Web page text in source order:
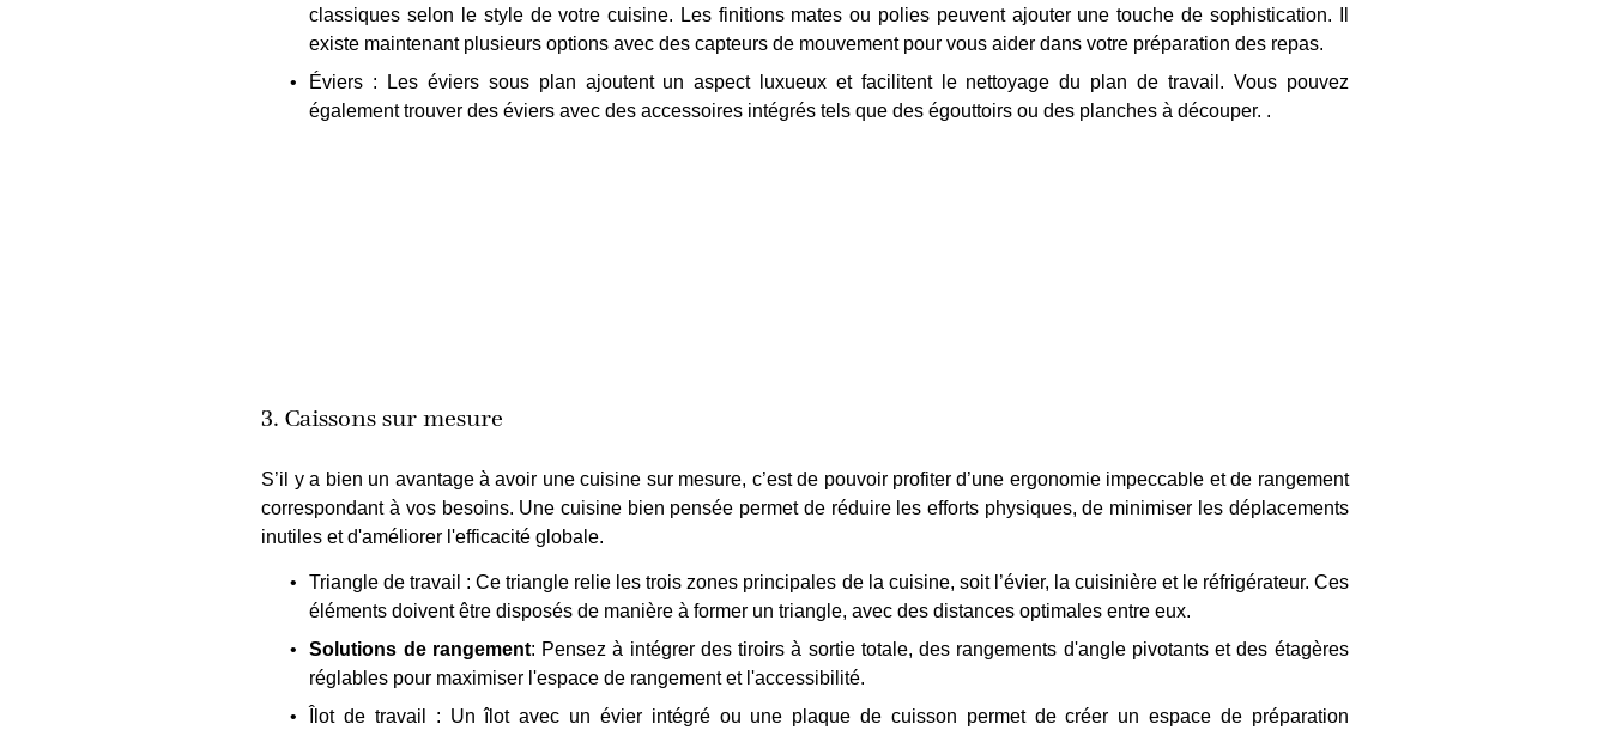
classiques selon le style de votre cuisine. Les finitions mates ou polies peuvent ajouter une touche de sophistication. Il
existe maintenant plusieurs options avec des capteurs de mouvement pour vous aider dans votre préparation des repas.
Éviers : Les éviers sous plan ajoutent un aspect luxueux et facilitent le nettoyage du plan de travail. Vous pouvez
également trouver des éviers avec des accessoires intégrés tels que des égouttoirs ou des planches à découper. .
3. Caissons sur mesure
S’il y a bien un avantage à avoir une cuisine sur mesure, c’est de pouvoir profiter d’une ergonomie impeccable et de rangement
correspondant à vos besoins. Une cuisine bien pensée permet de réduire les efforts physiques, de minimiser les déplacements
inutiles et d'améliorer l'efficacité globale.
Triangle de travail : Ce triangle relie les trois zones principales de la cuisine, soit l’évier, la cuisinière et le réfrigérateur. Ces
éléments doivent être disposés de manière à former un triangle, avec des distances optimales entre eux.
Solutions de rangement: Pensez à intégrer des tiroirs à sortie totale, des rangements d'angle pivotants et des étagères
réglables pour maximiser l'espace de rangement et l'accessibilité.
Îlot de travail : Un îlot avec un évier intégré ou une plaque de cuisson permet de créer un espace de préparation